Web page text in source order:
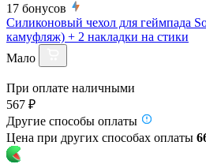
17 бонусов
Силиконовый чехол для геймпада
камуфляж) + 2 накладки на стики
Мало
При оплате наличными
567 ₽
Другие способы оплаты
Цена при других способах оплаты